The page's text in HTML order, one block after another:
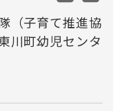
（子育て推進協
川町幼児センタ